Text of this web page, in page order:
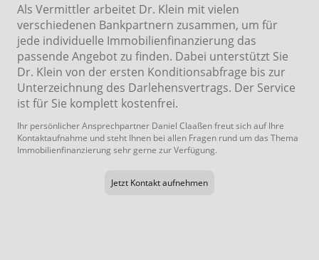
Als Vermittler arbeitet Dr. Klein mit vielen
verschiedenen Bankpartnern zusammen, um für
jede individuelle Immobilienfinanzierung das
passende Angebot zu finden. Dabei unterstützt Sie
Dr. Klein von der ersten Konditionsabfrage bis zur
Unterzeichnung des Darlehensvertrags. Der Service
ist für Sie komplett kostenfrei.
Ihr persönlicher Ansprechpartner Daniel Claaßen freut sich auf Ihre
Kontaktaufnahme und steht Ihnen bei allen Fragen rund um das Thema
Immobilienfinanzierung sehr gerne zur Verfügung.
Jetzt Kontakt aufnehmen